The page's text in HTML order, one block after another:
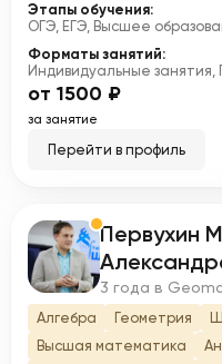
Этапы обучения:
ОГЭ, ЕГЭ, Высшее
Форматы занятий:
Индивидуальные занятия,
от 1500 ₽
за занятие
Перейти в профиль
П
Первухин
3 года в
Алгебра Геометрия
Высшая математика